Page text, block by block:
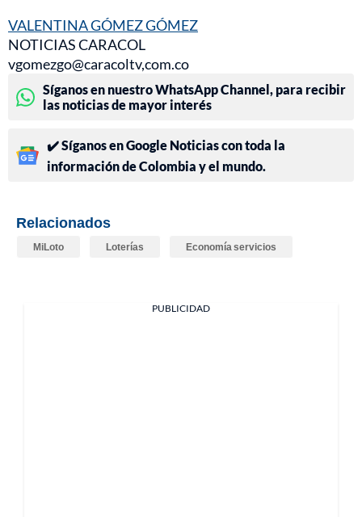
VALENTINA GÓMEZ GÓMEZ
NOTICIAS CARACOL
vgomezgo@caracoltv,com.co
Síganos en nuestro WhatsApp Channel, para recibir
las noticias de mayor interés
✔️ Síganos en Google Noticias con toda la
información de Colombia y el mundo.
Relacionados
MiLoto Loterías Economía servicios
PUBLICIDAD